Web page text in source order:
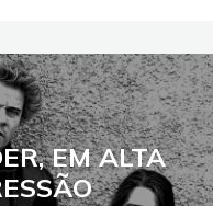
EM ALTA